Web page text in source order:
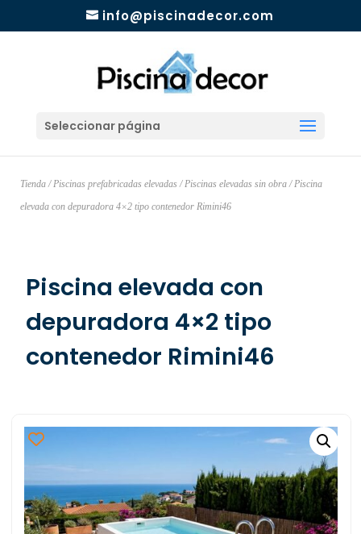
info@piscinadecor.com
Seleccionar página
Tienda/Piscinas prefabricadas elevadas /Piscinas elevadas sin obra/ Piscina
elevada con depuradora 4×2 tipo contenedor Rimini46
Piscina elevada con
depuradora 4×2 tipo
contenedor Rimini46